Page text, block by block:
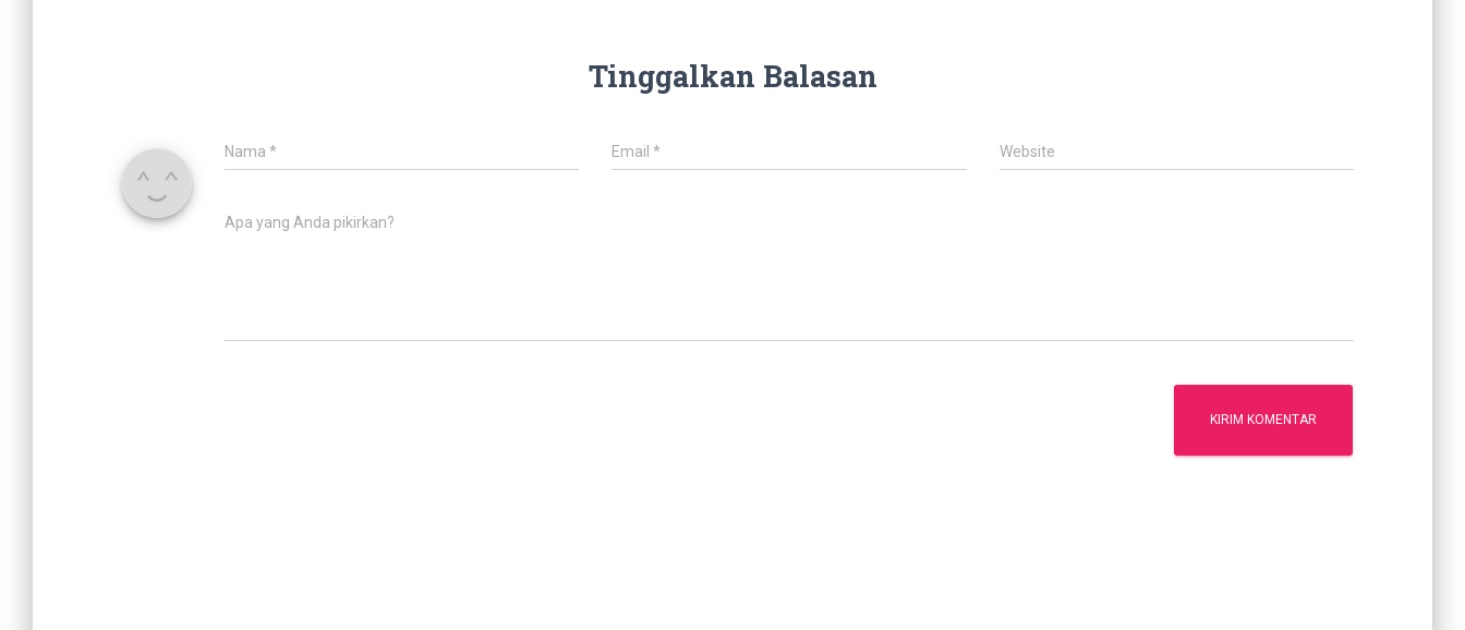
Tinggalkan Balasan
Nama * Email* Website
Apa yang Anda pikirkan?